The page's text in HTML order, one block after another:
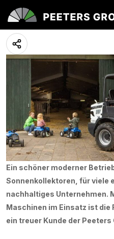
Familie
11 May 2023
Ein schöner moderner
Sonnenkollektoren, für viele
nachhaltiges Unternehmen.
Maschinen im Einsatz ist
ein treuer Kunde der Peeters